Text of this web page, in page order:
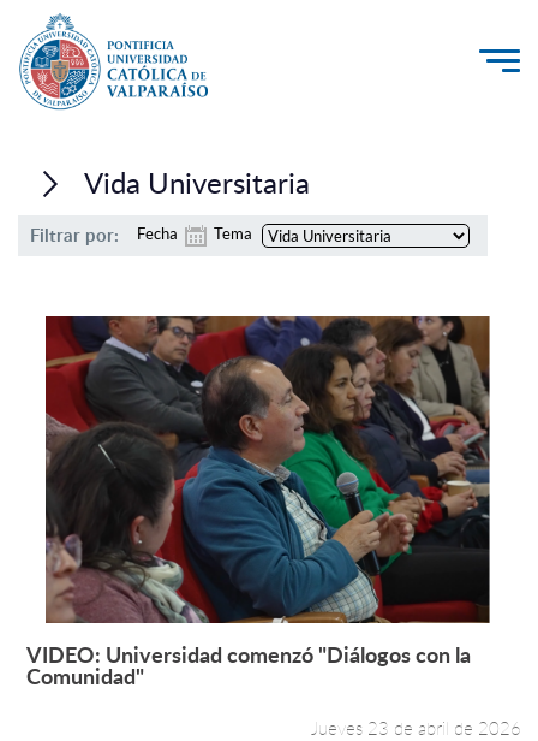
Investigación, Creación e Innovación
PUCV Internacional
Admisión
Pregrado
Postgrado
Formación Continua
Estudiantes
Académicos
Vida Universitaria
Filtrar por: Fecha Tema
Leer más +
VIDEO: Universidad comenzó "Diálogos con la
Comunidad"
Jueves 23 de abril de 2026